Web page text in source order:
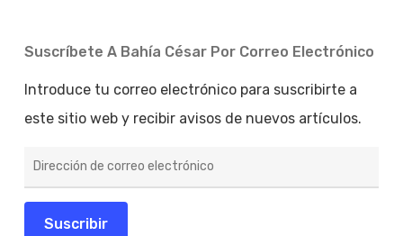
Suscríbete A Bahía César Por Correo Electrónico
Introduce tu correo electrónico para suscribirte a
este sitio web y recibir avisos de nuevos artículos.
de
electrónico
Suscribir